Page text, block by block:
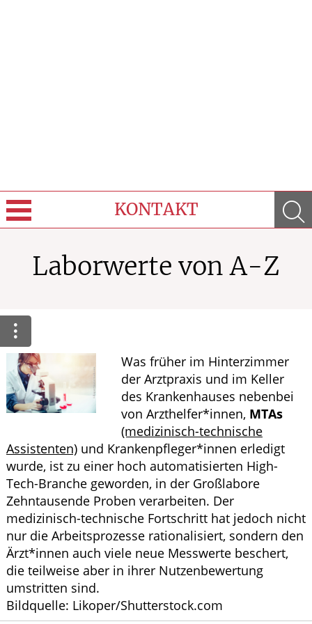
KONTAKT
Leistungen
Ratgeber
Krankheiten & Therapie
GESUND IM ALTER
WELLNESS
Laborwerte von A-Z
Was früher im Hinterzimmer
der Arztpraxis und im Keller
des Krankenhauses nebenbei
von Arzthelfer*innen, MTAs
(medizinisch-technische
Assistenten) und Krankenpfleger*innen erledigt
wurde, ist zu einer hoch automatisierten High-
Tech-Branche geworden, in der Großlabore
Zehntausende Proben verarbeiten. Der
medizinisch-technische Fortschritt hat jedoch nicht
nur die Arbeitsprozesse rationalisiert, sondern den
Ärzt*innen auch viele neue Messwerte beschert,
die teilweise aber in ihrer Nutzenbewertung
umstritten sind.
Bildquelle: Likoper/Shutterstock.com